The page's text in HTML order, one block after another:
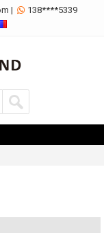
|  138****5339